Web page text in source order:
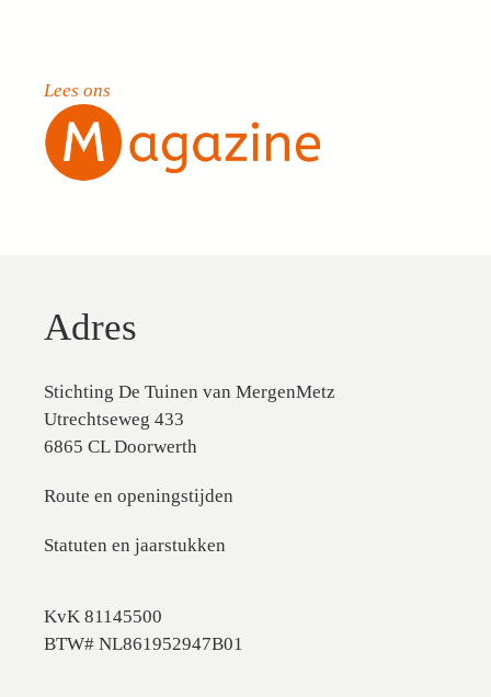
Lees ons
Adres
Stichting De Tuinen van MergenMetz
Utrechtseweg 433
6865 CL Doorwerth
Route en openingstijden
Statuten en jaarstukken
KvK 81145500
BTW# NL861952947B01